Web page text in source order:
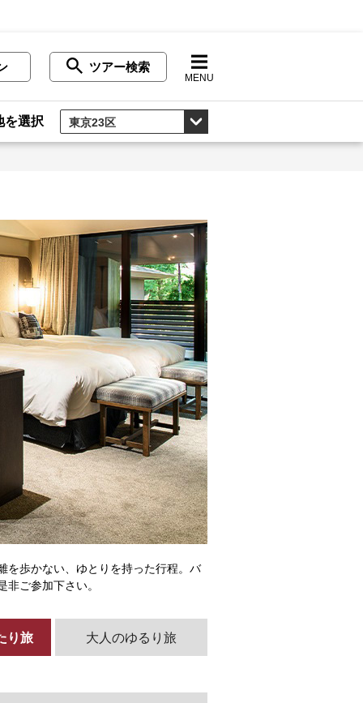
ツアー検索
MENU
を選択
を歩かない、ゆとりを持った行程。バ
ご参加下さい。
り旅 大人のゆるり旅